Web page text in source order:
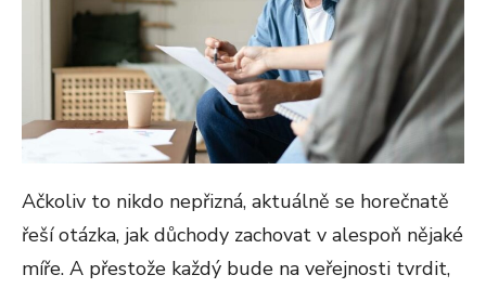
Ačkoliv to nikdo nepřizná, aktuálně se horečnatě
řeší otázka, jak důchody zachovat v alespoň nějaké
míře. A přestože každý bude na veřejnosti tvrdit,